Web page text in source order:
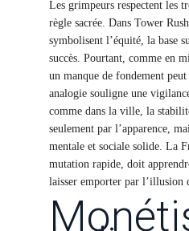
Les grimpeurs respectent les
règle sacrée. Dans Tower
symbolisent l’équité, la base
succès. Pourtant, comme en
un manque de fondement
analogie souligne une
comme dans la ville, la
seulement par l’apparence,
mentale et sociale solide. La
mutation rapide, doit
laisser emporter par l’illusion